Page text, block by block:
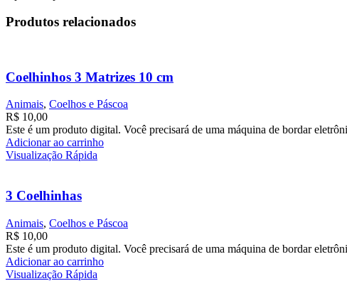
Produtos relacionados
Coelhinhos 3 Matrizes 10 cm
Animais, Coelhos e Páscoa
R$ 10,00
Este é um produto digital. Você precisará de uma máquina de bordar
Adicionar ao carrinho
Visualização Rápida
3 Coelhinhas
Animais, Coelhos e Páscoa
R$ 10,00
Este é um produto digital. Você precisará de uma máquina de bordar
Adicionar ao carrinho
Visualização Rápida